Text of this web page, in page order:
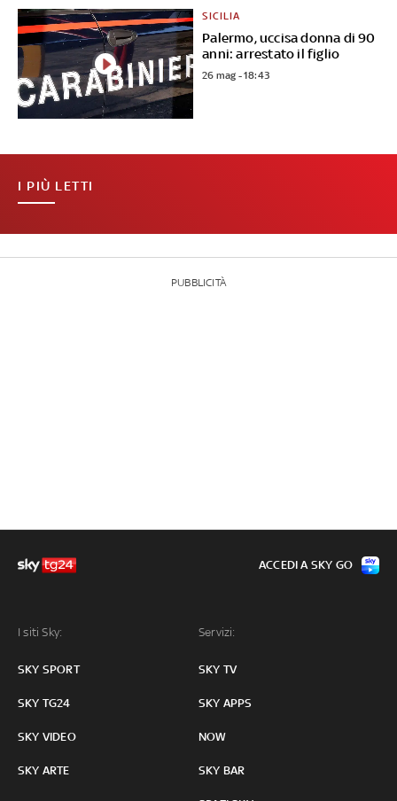
Palermo, uccisa donna di 90
anni: arrestato il figlio
SICILIA
26 mag - 18:43
I PIÙ LETTI
PUBBLICITÀ
I siti Sky:
SKY SPORT
SKY TG24
SKY VIDEO
SKY ARTE
Servizi:
SKY TV
SKY APPS
NOW
SKY BAR
ACCEDI A SKY GO